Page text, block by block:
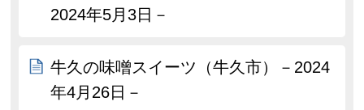
2024年5月3日－
牛久の味噌スイーツ（牛久市）－2024
年4月26日－